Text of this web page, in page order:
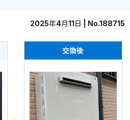
2025年4月11日 | No.188715
交換後